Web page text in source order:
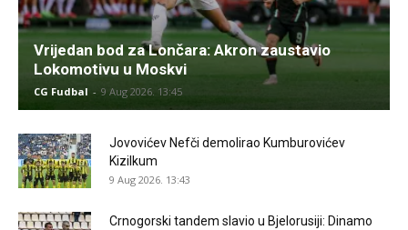
Vrijedan bod za Lončara: Akron zaustavio
Lokomotivu u Moskvi
CG Fudbal - 9 Aug 2026. 13:45
Jovovićev Nefči demolirao Kumburovićev
Kizilkum
9 Aug 2026. 13:43
Crnogorski tandem slavio u Bjelorusiji: Dinamo